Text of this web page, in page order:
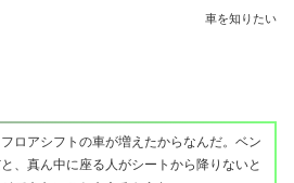
車を知りたい
ロアシフトの車が増えたからなんだ。ベン
、真ん中に座る人がシートから降りないと